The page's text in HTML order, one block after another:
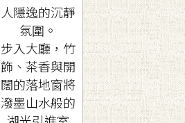
人隱逸的沉靜
氛圍。
步入大廳，竹
飾、茶香與開
闊的落地窗將
潑墨山水般的